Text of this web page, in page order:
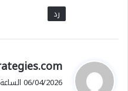
رد
ي
ق
06/04/2026 الساعة 18:04